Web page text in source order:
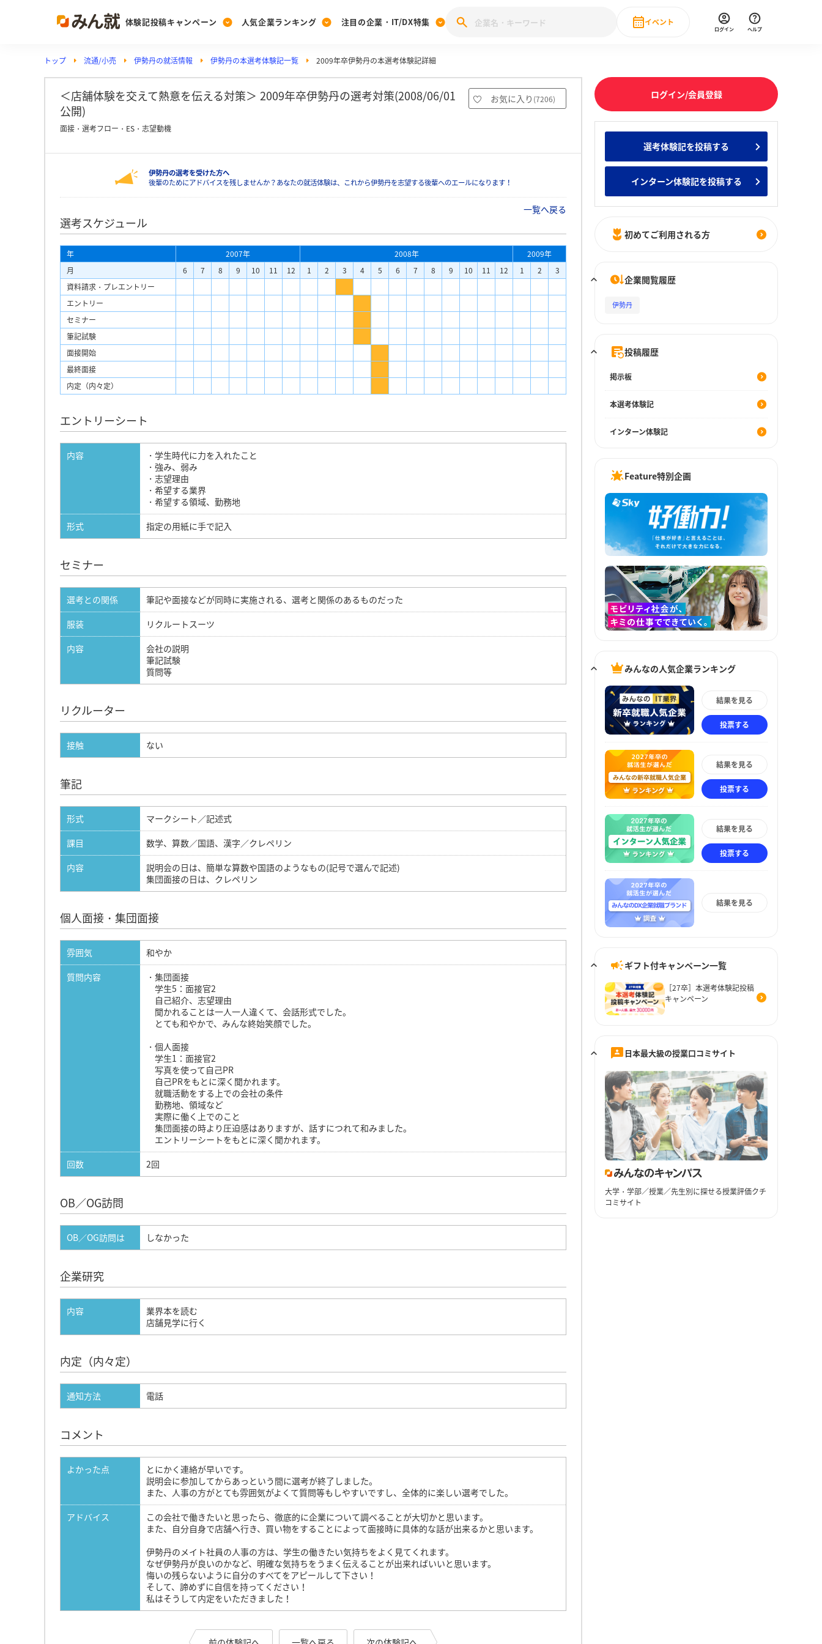
体験記投稿キャンペーン
Post
投稿する
[27卒] 本選考体験記投稿キャンペーン
人気企業ランキング
Ranking
ランキングを見る
みんなのDX企業就職ブランド調査
みんなの新卒就職人気企業ランキング みんなのインターン人気企業ランキ
注目の企業・IT/DX特集
PickUp
注目の企業特集
28卒 IT・DX現場社員インタビュー
動画で知ろう！業界・企業研究
イベント
直近のイベント一覧
ログイン ヘルプ
トップ 流通/小売 伊勢丹の就活情報 伊勢丹の本選考体験記一覧 2009年卒伊勢丹の本選考体験記詳細
＜店舗体験を交えて熱意を伝える対策＞ 2009年卒伊勢丹の選考対策(2008/06/01
公開)
お気に入り (7206)
面接・選考フロー・ES・志望動機
伊勢丹の選考を受けた方へ
後輩のためにアドバイスを残しませんか？あなたの就活体験は、これから伊勢丹を志望する後輩へのエールになります！
一覧へ戻る
選考スケジュール
年 2007年 2008年
2009年
月
6 7 8 9 10 11 12 1 2 3 4 5 6 7 8 9 10 11 12 1 2
3
資料請求・プレエントリー
エントリー
セミナー
筆記試験
面接開始
最終面接
内定（内々定）
エントリーシート
内容
・学生時代に力を入れたこと
・強み、弱み
・志望理由
・希望する業界
・希望する領域、勤務地
形式
指定の用紙に手で記入
セミナー
選考との関係
筆記や面接などが同時に実施される、選考と関係のあるものだった
服装
リクルートスーツ
内容
会社の説明
筆記試験
質問等
リクルーター
接触 ない
筆記
形式
マークシート／記述式
課目
数学、算数／国語、漢字／クレペリン
内容
説明会の日は、簡単な算数や国語のようなもの(記号で選んで記述)
集団面接の日は、クレペリン
個人面接・集団面接
雰囲気
和やか
質問内容
・集団面接
学生5：面接官2
自己紹介、志望理由
聞かれることは一人一人違くて、会話形式でした。
とても和やかで、みんな終始笑顔でした。
・個人面接
学生1：面接官2
写真を使って自己PR
自己PRをもとに深く聞かれます。
就職活動をする上での会社の条件
勤務地、領域など
実際に働く上でのこと
集団面接の時より圧迫感はありますが、話すにつれて和みました。
エントリーシートをもとに深く聞かれます。
回数
2回
OB／OG訪問
OB／OG訪問は しなかった
企業研究
内容
業界本を読む
店舗見学に行く
内定（内々定）
通知方法 電話
コメント
よかった点
とにかく連絡が早いです。
説明会に参加してからあっという間に選考が終了しました。
また、人事の方がとても雰囲気がよくて質問等もしやすいですし、全体的に楽しい選考でした。
アドバイス
この会社で働きたいと思ったら、徹底的に企業について調べることが大切かと思います。
また、自分自身で店舗へ行き、買い物をすることによって面接時に具体的な話が出来るかと思います。
伊勢丹のメイト社員の人事の方は、学生の働きたい気持ちをよく見てくれます。
なぜ伊勢丹が良いのかなど、明確な気持ちをうまく伝えることが出来ればいいと思います。
悔いの残らないように自分のすべてをアピールして下さい！
そして、諦めずに自信を持ってください！
私はそうして内定をいただきました！
ログイン/会員登録
選考体験記を投稿する
インターン体験記を投稿する
初めてご利用される方
企業閲覧履歴
伊勢丹
投稿履歴
掲示板
本選考体験記
インターン体験記
Feature特別企画
みんなの人気企業ランキング
結果を見る
投票する
結果を見る
投票する
結果を見る
投票する
結果を見る
ギフト付キャンペーン一覧
［27卒］本選考体験記投稿
キャンペーン
日本最大級の授業口コミサイト
大学・学部／授業／先生別に探せる授業評価クチ
コミサイト